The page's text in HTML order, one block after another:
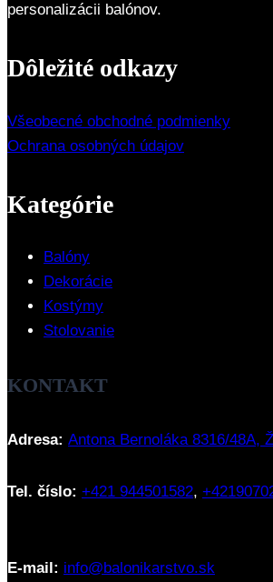
personalizácii balónov.
Dôležité odkazy
Všeobecné obchodné podmienky
Ochrana osobných údajov
Kategórie
Balóny
Dekorácie
Kostýmy
Stolovanie
KONTAKT
Adresa: Antona Bernoláka 8316/48A,
Tel. číslo: +421 944501582,
E-mail: info@balonikarstvo.sk